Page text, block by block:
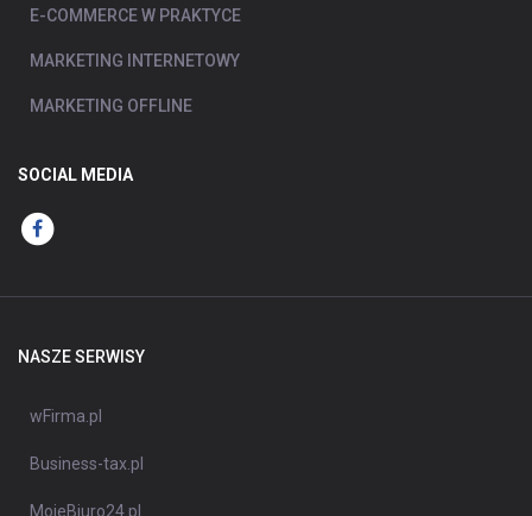
E-COMMERCE W PRAKTYCE
MARKETING INTERNETOWY
MARKETING OFFLINE
SOCIAL MEDIA
NASZE SERWISY
wFirma.pl
Business-tax.pl
MojeBiuro24.pl